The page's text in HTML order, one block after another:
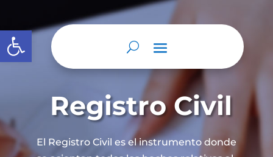
Abrir barra de herramientas
Registro Civil
El Registro Civil es el instrumento donde